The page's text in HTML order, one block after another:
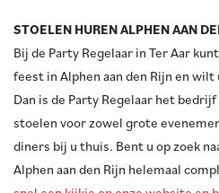
STOELEN HUREN ALPHEN AAN
Bij de Party Regelaar in Ter Aar
feest in Alphen aan den Rijn en
Dan is de Party Regelaar het
stoelen voor zowel grote
diners bij u thuis. Bent u op zoek
Alphen aan den Rijn helemaal